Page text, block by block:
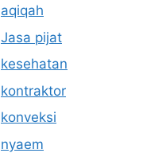
aqiqah
Jasa pijat
kesehatan
kontraktor
konveksi
nyaem